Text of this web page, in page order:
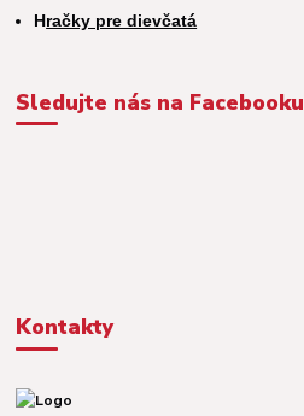
Hračky pre dievčatá
Sledujte nás na Facebooku
Kontakty